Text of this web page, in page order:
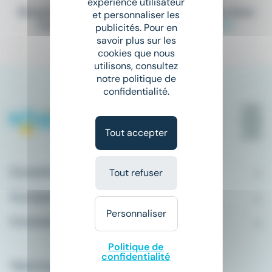
Elargissez vos critères de recherche ou bien
consultez la totalité de nos offres
Comment ça marche ?
et personnaliser les
publicités. Pour en
savoir plus sur les
cookies que nous
utilisons, consultez
notre politique de
confidentialité.
Tout accepter
Tout refuser
Personnaliser
Politique de
confidentialité